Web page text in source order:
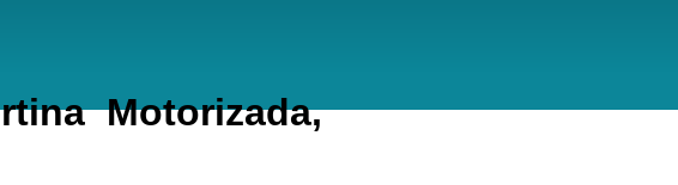
Motorizada,